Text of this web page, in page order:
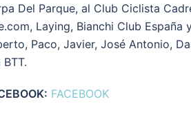
Del Parque, al Club Ciclista
Laying, Bianchi Club
Paco, Javier, José Antonio,
FACEBOOK